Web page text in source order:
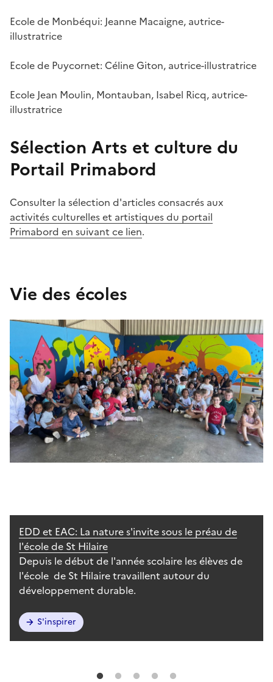
Ecole de Monbéqui: Jeanne Macaigne, autrice-
illustratrice
Ecole de Puycornet: Céline Giton, autrice-illustratrice
Ecole Jean Moulin, Montauban, Isabel Ricq, autrice-
illustratrice
Sélection Arts et culture du
Portail Primabord
Consulter la sélection d'articles consacrés aux
activités culturelles et artistiques du portail
Primabord en suivant ce lien.
Vie des écoles
EDD et EAC: La nature s'invite sous le préau de
l'école de St Hilaire
Depuis le début de l'année scolaire les élèves de
l'école de St Hilaire travaillent autour du
développement durable.
S'inspirer